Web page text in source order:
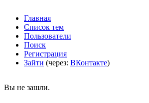
Главная
Список тем
Пользователи
Поиск
Регистрация
Зайти (через: ВКонтакте)
Вы не зашли.